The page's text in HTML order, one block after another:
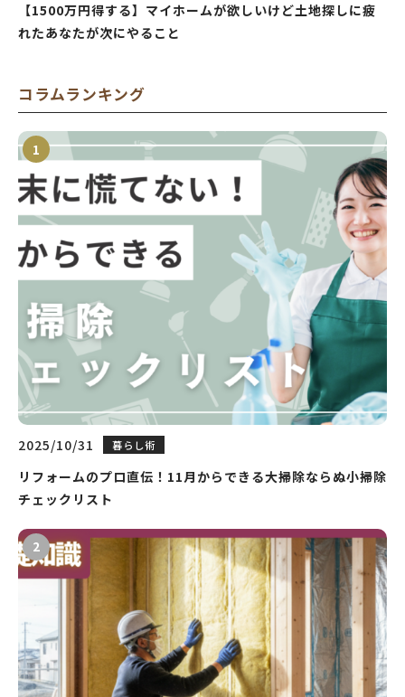
【1500万円得する】マイホームが欲しいけど土地探しに疲
れたあなたが次にやること
コラムランキング
2025/10/31 暮らし術
リフォームのプロ直伝！11月からできる大掃除ならぬ小掃除
チェックリスト